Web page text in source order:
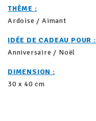
THÈME :
Ardoise / Aimant
IDÉE DE CADEAU POUR :
Anniversaire / Noël
DIMENSION :
30 x 40 cm